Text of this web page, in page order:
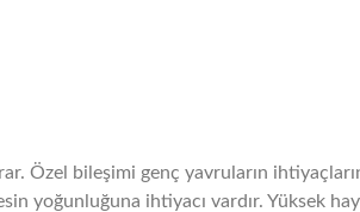
Özel bileşimi genç yavruların
yoğunluğuna ihtiyacı vardır. Yüksek